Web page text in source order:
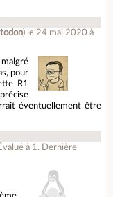
) le 24 mai 2020 à
pour
R1
éventuellement être
à 1 . Dernière